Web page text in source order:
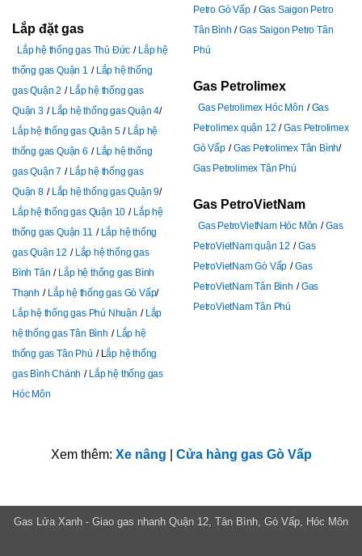
Lắp đặt gas
Lắp hệ thống gas Thủ Đức
Lắp hệ
thống gas Quận 1
Lắp hệ thống
gas Quận 2
Lắp hệ thống gas
Quận 3
Lắp hệ thống gas Quận 4
Lắp hệ thống gas Quận 5
Lắp hệ
thống gas Quận 6
Lắp hệ thống
gas Quận 7
Lắp hệ thống gas
Quận 8
Lắp hệ thống gas Quận 9
Lắp hệ thống gas Quận 10
Lắp hệ
thống gas Quận 11
Lắp hệ thống
gas Quận 12
Lắp hệ thống gas
Bình Tân
Lắp hệ thống gas Bình
Thạnh
Lắp hệ thống gas Gò Vấp
Lắp hệ thống gas Phú Nhuận
Lắp
hệ thống gas Tân Bình
Lắp hệ
thống gas Tân Phú
Lắp hệ thống
gas Bình Chánh
Lắp hệ thống gas
Hóc Môn
Petro Gò Vấp
Gas Saigon Petro
Tân Bình
Gas Saigon Petro Tân
Phú
Gas Petrolimex
Gas Petrolimex Hóc Môn
Gas
Petrolimex quận 12
Gas Petrolimex
Gò Vấp
Gas Petrolimex Tân Bình
Gas Petrolimex Tân Phú
Gas PetroVietNam
Gas PetroVietNam Hóc Môn
Gas
PetroVietNam quận 12
Gas
PetroVietNam Gò Vấp
Gas
PetroVietNam Tân Bình
Gas
PetroVietNam Tân Phú
Xem thêm: Xe nâng Cửa hàng gas Gò Vấp
Gas Lửa Xanh - Giao gas nhanh Quận 12, Tân Bình, Gò Vấp, Hóc Môn